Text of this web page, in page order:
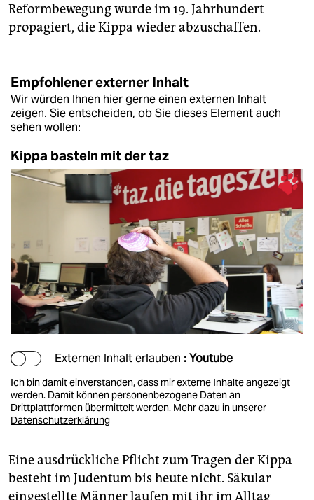
Reformbewegung wurde im 19. Jahrhundert
propagiert, die Kippa wieder abzuschaffen.
Empfohlener externer Inhalt
Wir würden Ihnen hier gerne einen externen Inhalt
zeigen. Sie entscheiden, ob Sie dieses Element auch
sehen wollen:
Kippa basteln mit der taz
Externen Inhalt erlauben : Youtube
Ich bin damit einverstanden, dass mir externe Inhalte angezeigt
werden. Damit können personenbezogene Daten an
Drittplattformen übermittelt werden. Mehr dazu in unserer
Datenschutzerklärung
Eine ausdrückliche Pflicht zum Tragen der Kippa
besteht im Judentum bis heute nicht. Säkular
eingestellte Männer laufen mit ihr im Alltag